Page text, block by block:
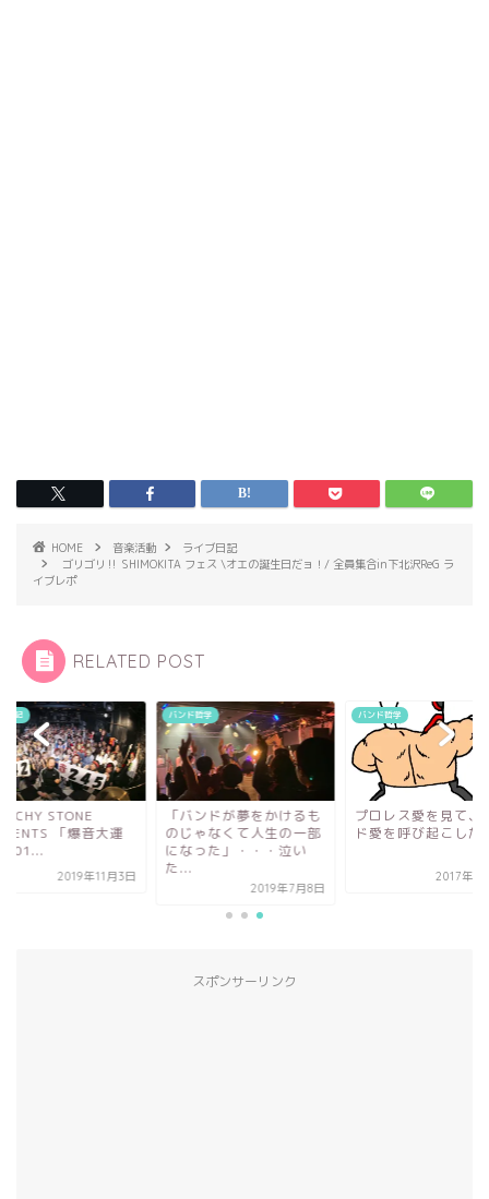
HOME 音楽活動
ライブ日記
ゴリゴリ‼︎ SHIMOKITA フェス \オエの誕生日だョ！/ 全員集合in下北沢ReG ラ
イブレポ
RELATED POST
日記
STONE
「爆音大運
201...
2019年11月3日
バンド哲学
「バンドが夢をかけるも
のじゃなくて人生の一部
になった」・・・泣い
た...
2019年7月8日
バンド哲学
プロレス愛を見て、
ド愛を呼び起こした
2017年11
スポンサーリンク